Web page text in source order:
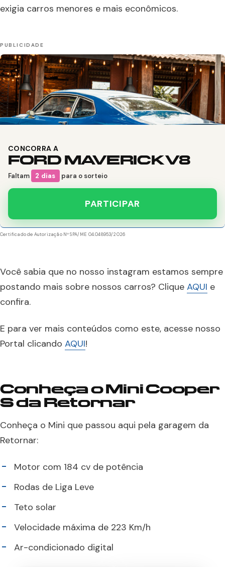
exigia carros menores e mais econômicos.
CONCORRA A
FORD MAVERICK V8
Faltam 2 dias para o sorteio
PARTICIPAR
Certificado de Autorização Nº SPA/ME 04.048953/2026
Você sabia que no nosso instagram estamos sempre
postando mais sobre nossos carros? Clique AQUI e
confira.
E para ver mais conteúdos como este, acesse nosso
Portal clicando AQUI!
Conheça o Mini Cooper
S da Retornar
Conheça o Mini que passou aqui pela garagem da
Retornar:
Motor com 184 cv de potência
Rodas de Liga Leve
Teto solar
Velocidade máxima de 223 Km/h
Ar-condicionado digital